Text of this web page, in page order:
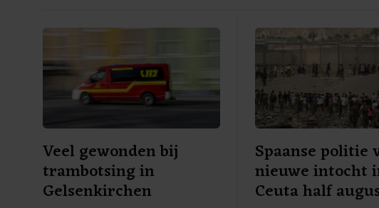
Veel gewonden bij
trambotsing in
Gelsenkirchen
Spaanse politie
nieuwe intocht
Ceuta half